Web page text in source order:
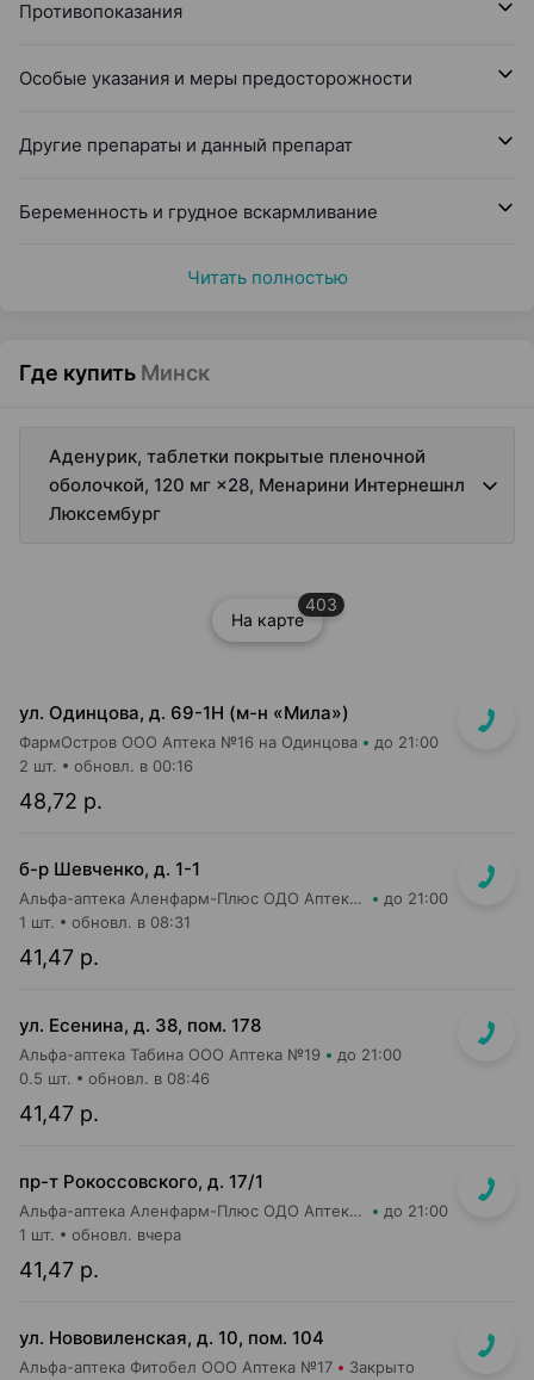
Противопоказания
Особые указания и меры предосторожности
Другие препараты и данный препарат
Беременность и грудное вскармливание
Читать полностью
Где купить Минск
Аденурик, таблетки покрытые пленочной
оболочкой, 120 мг ×28, Менарини Интернешнл
Люксембург
На карте
403
ул. Одинцова, д. 69-1Н (м-н «Мила»)
ФармОстров ООО Аптека №16 на Одинцова до 21:00
48,72 р.
2 шт. обновл. в 00:16
б-р Шевченко, д. 1-1
Альфа-аптека Аленфарм-Плюс ОДО Аптека №2 до 21:00
41,47 р.
1 шт. обновл. в 08:31
ул. Есенина, д. 38, пом. 178
Альфа-аптека Табина ООО Аптека №19 до 21:00
41,47 р.
0.5 шт. обновл. в 08:46
пр-т Рокоссовского, д. 17/1
Альфа-аптека Аленфарм-Плюс ОДО Аптека №1 до 21:00
41,47 р.
1 шт. обновл. вчера
ул. Нововиленская, д. 10, пом. 104
Альфа-аптека Фитобел ООО Аптека №17 Закрыто